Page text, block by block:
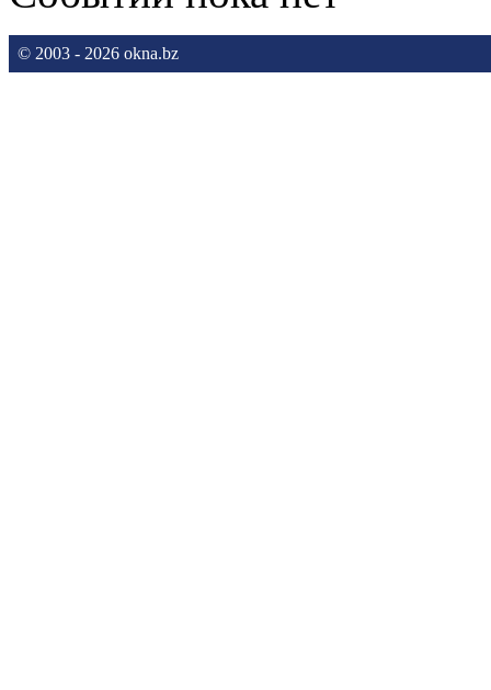
© 2003 - 2026 okna.bz